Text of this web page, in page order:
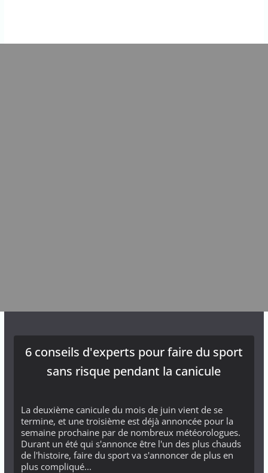
6 conseils d'experts pour faire du sport
sans risque pendant la canicule
La deuxième canicule du mois de juin vient de se
termine, et une troisième est déjà annoncée pour la
semaine prochaine par de nombreux météorologues.
Durant un été qui s'annonce être l'un des plus chauds
de l'histoire, faire du sport va s'annoncer de plus en
plus compliqué...